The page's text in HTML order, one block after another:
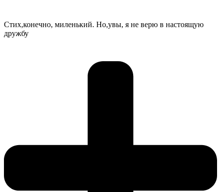
Стих,конечно, миленький. Но,увы, я не верю в настоящую
дружбу